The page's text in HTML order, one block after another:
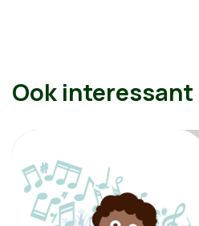
Ook interessant